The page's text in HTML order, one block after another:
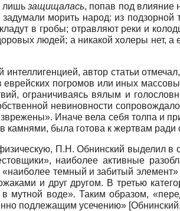
лишьзащищалась, попав под влияние
морить народ: из
в гробы; отравляют реки и
людей; а никакой холеры нет,
автор статьи
погромов или иных
ограничиваясь вялым и
невиновности
Иначе вела себя толпа и
камнями, была готова к жертвам ради
П.Н. Обнинский выделил в
наиболее активные
темный и забитый
и друг другом. В третью
мутной воде». Таким образом,
подлежащим усечению» [